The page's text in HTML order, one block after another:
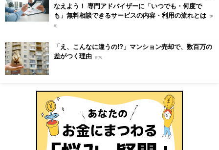
なえよう！ 専門アドバイザーに「いつでも・何度で
も」無料相談できるサービスの内容・利用の流れとは [P
R]
「え、こんなに違うの!?」マンション売却で、数百万の
差がつく理由 [PR]